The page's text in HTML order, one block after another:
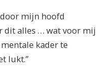
mijn hoofd
dit alles … wat voor mij
kader te
lukt.”